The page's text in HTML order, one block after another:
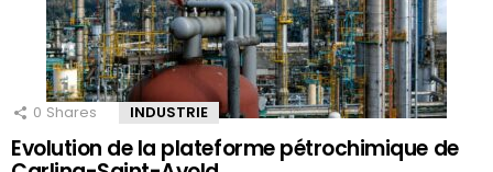
0 Shares INDUSTRIE
Evolution de la plateforme pétrochimique de